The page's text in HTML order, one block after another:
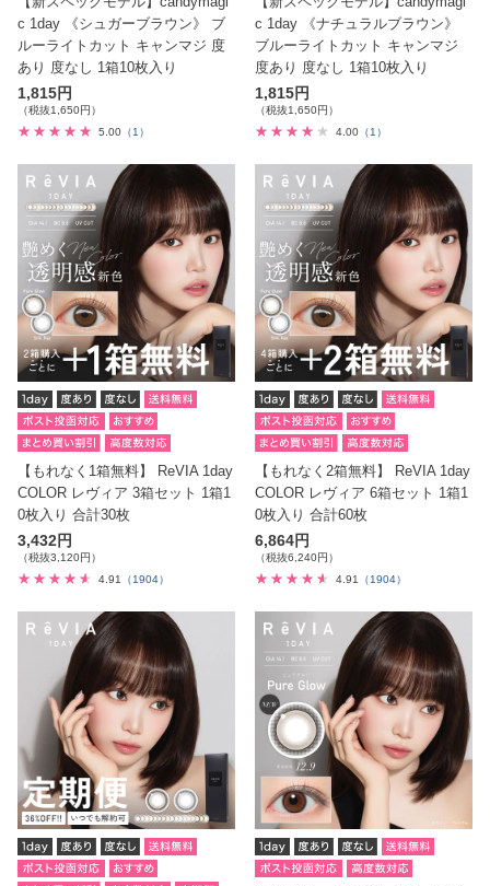
c 1day 《シュガーブラウン》 ブ
ルーライトカット キャンマジ 度
あり 度なし 1箱10枚入り
1,815円
（税抜1,650円）
5.00 （1）
c 1day 《ナチュラルブラウン》
ブルーライトカット キャンマジ
度あり 度なし 1箱10枚入り
1,815円
（税抜1,650円）
4.00 （1）
【もれなく1箱無料】 ReVIA 1day
COLOR レヴィア 3箱セット 1箱1
0枚入り 合計30枚
3,432円
（税抜3,120円）
4.91
（1904）
【もれなく2箱無料】 ReVIA 1day
COLOR レヴィア 6箱セット 1箱1
0枚入り 合計60枚
6,864円
（税抜6,240円）
4.91
（1904）